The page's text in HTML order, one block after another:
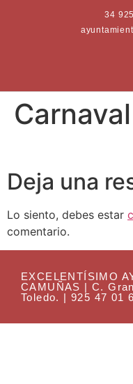
34
Deja una
Lo siento, debes estar
comentario.
EXCELENTÍSIMO
CAMUÑAS | C.
Toledo. | 925 47 01